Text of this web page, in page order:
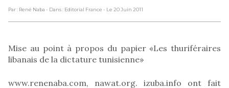
Par : René Naba - Dans : Editorial France - Le 20 Juin 2011
Mise au point à propos du papier «Les thuriféraires
libanais de la dictature tunisienne»
www.renenaba.com, nawat.org. izuba.info ont fait